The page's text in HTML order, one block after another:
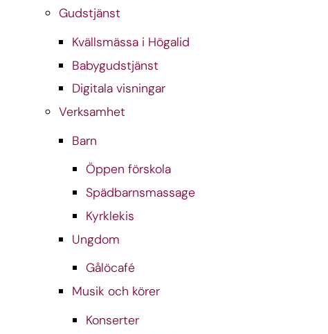
Gudstjänst
Kvällsmässa i Högalid
Babygudstjänst
Digitala visningar
Verksamhet
Barn
Öppen förskola
Spädbarnsmassage
Kyrklekis
Ungdom
Gålöcafé
Musik och körer
Konserter